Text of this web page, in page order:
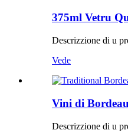
375ml Vetru
Descrizzione di u
Vede
Vini di
Descrizzione di u